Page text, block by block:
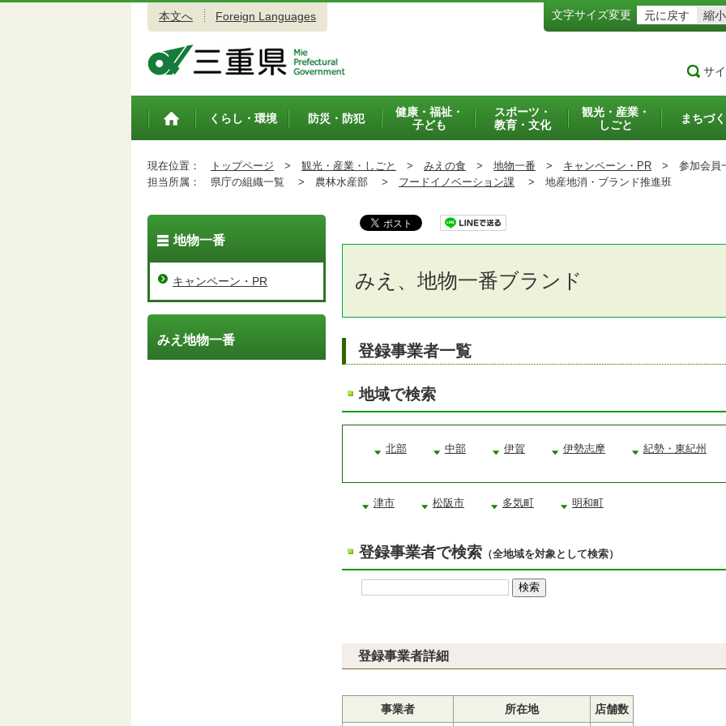
本文へ Foreign Languages 文字サイズ変更 元に戻す 縮小
サ
トップペ
くらし・環境 防災・防犯
健康・福祉・
子ども
スポーツ・
教育・文化
観光・産業・
しごと
まちづ
現在位置： トップページ > 観光・産業・しごと > みえの食 > 地物一番 > キャンペーン・PR > 参加会員
担当所属：
県庁の組織一覧 > 農林水産部 > フードイノベーション課 > 地産地消・ブランド推進班
みえ、地物一番ブランド
登録事業者一覧
地域で検索
北部 中部 伊賀 伊勢志摩 紀勢・東紀州
津市 松阪市 多気町 明和町
登録事業者で検索 （全地域を対象として検索）
登録事業者詳細
事業者 所在地 店舗数
地物一番
キャンペーン・PR
みえ地物一番